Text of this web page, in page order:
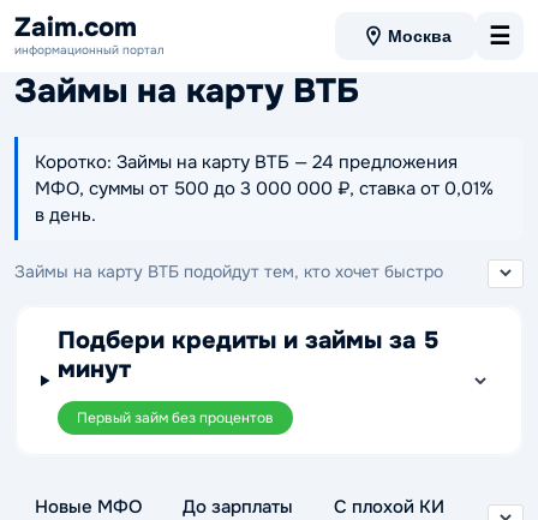
Zaim.com
информационный портал
Москва ☰
Займы на карту ВТБ
Коротко: Займы на карту ВТБ — 24 предложения
МФО, суммы от 500 до 3 000 000 ₽, ставка от 0,01%
в день.
Займы на карту ВТБ подойдут тем, кто хочет быстро
удобным сравнением условий и возможностью подобрать
подходящий микрозайм без лишнего поиска по разным
сайтам.
Подбери кредиты и займы за 5
минут
Первый займ без процентов
Новые МФО До зарплаты С плохой КИ